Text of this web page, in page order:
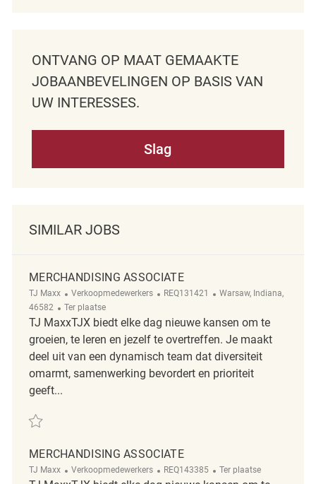
ONTVANG OP MAAT GEMAAKTE
JOBAANBEVELINGEN OP BASIS VAN
UW INTERESSES.
Slag
SIMILAR JOBS
MERCHANDISING ASSOCIATE
TJ Maxx Categorie
Verkoopmedewerkers ReqId
REQ131421 Plaats
Warsaw, Indiana,
46582
Afgelegen
Ter plaatse
TJ MaxxTJX biedt elke dag nieuwe kansen om te
groeien, te leren en jezelf te overtreffen. Je maakt
deel uit van een dynamisch team dat diversiteit
omarmt, samenwerking bevordert en prioriteit
geeft...
Redden Merchandising Associate REQ131421
MERCHANDISING ASSOCIATE
TJ Maxx Categorie
Verkoopmedewerkers ReqId
REQ143385 Afgelegen
Ter plaatse